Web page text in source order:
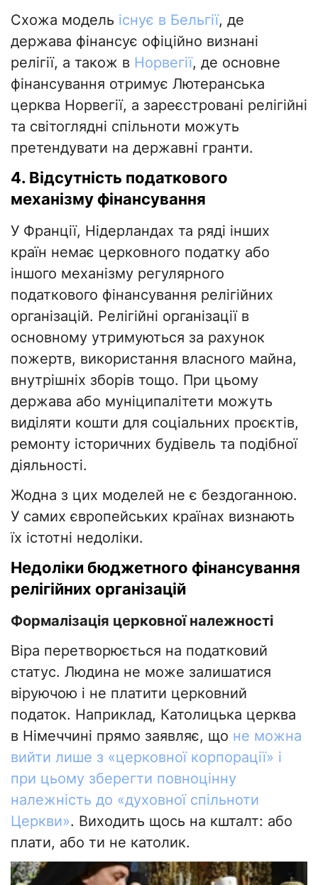
Схожа модель існує в Бельгії, де
держава фінансує офіційно визнані
релігії, а також в Норвегії, де основне
фінансування отримує Лютеранська
церква Норвегії, а зареєстровані релігійні
та світоглядні спільноти можуть
претендувати на державні гранти.
4. Відсутність податкового
механізму фінансування
У Франції, Нідерландах та ряді інших
країн немає церковного податку або
іншого механізму регулярного
податкового фінансування релігійних
організацій. Релігійні організації в
основному утримуються за рахунок
пожертв, використання власного майна,
внутрішніх зборів тощо. При цьому
держава або муніципалітети можуть
виділяти кошти для соціальних проєктів,
ремонту історичних будівель та подібної
діяльності.
Жодна з цих моделей не є бездоганною.
У самих європейських країнах визнають
їх істотні недоліки.
Недоліки бюджетного фінансування
релігійних організацій
Формалізація церковної належності
Віра перетворюється на податковий
статус. Людина не може залишатися
віруючою і не платити церковний
податок. Наприклад, Католицька церква
в Німеччині прямо заявляє, що не можна
вийти лише з «церковної корпорації» і
при цьому зберегти повноцінну
належність до «духовної спільноти
Церкви». Виходить щось на кшталт: або
плати, або ти не католик.